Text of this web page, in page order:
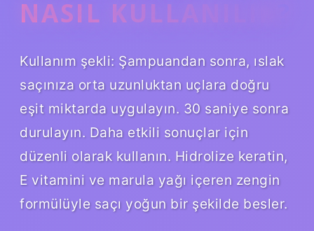
NASIL KULLANILIR?
Kullanım şekli: Şampuandan sonra, ıslak
saçınıza orta uzunluktan uçlara doğru
eşit miktarda uygulayın. 30 saniye sonra
durulayın. Daha etkili sonuçlar için
düzenli olarak kullanın. Hidrolize keratin,
E vitamini ve marula yağı içeren zengin
formülüyle saçı yoğun bir şekilde besler.